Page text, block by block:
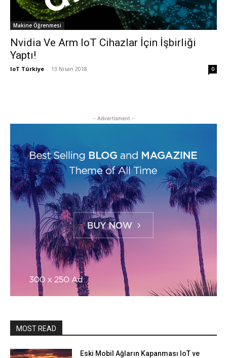
Makine Öğrenmesi
Nvidia Ve Arm IoT Cihazlar İçin İşbirliği
Yaptı!
IoT Türkiye - 13 Nisan 2018 0
- Advertisment -
MOST READ
Eski Mobil Ağların Kapanması IoT ve